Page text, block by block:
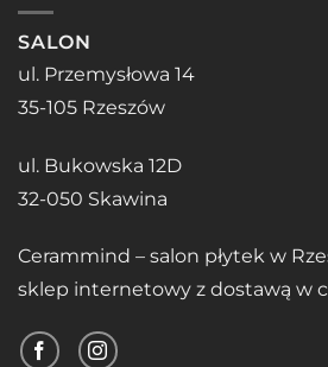
SALON
ul. Przemysłowa 14
35-105 Rzeszów
ul. Bukowska 12D
32-050 Skawina
Cerammind – salon płytek w
sklep internetowy z dostawą w